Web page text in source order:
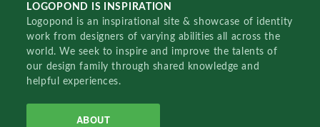
LOGOPOND IS INSPIRATION
Logopond is an inspirational site & showcase of identity
work from designers of varying abilities all across the
world. We seek to inspire and improve the talents of
our design family through shared knowledge and
helpful experiences.
ABOUT